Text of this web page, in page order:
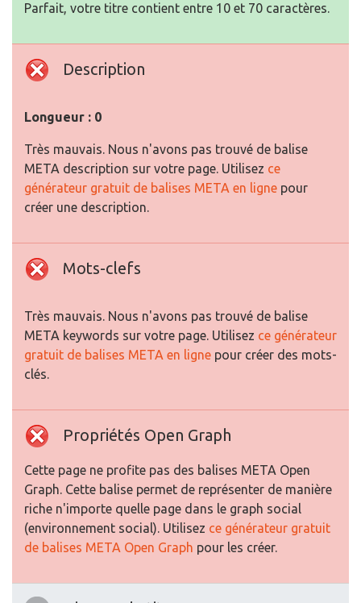
Parfait, votre titre contient entre 10 et 70 caractères.
Description
Longueur : 0
Très mauvais. Nous n'avons pas trouvé de balise
META description sur votre page. Utilisez ce
générateur gratuit de balises META en ligne pour
créer une description.
Mots-clefs
Très mauvais. Nous n'avons pas trouvé de balise
META keywords sur votre page. Utilisez ce générateur
gratuit de balises META en ligne pour créer des mots-
clés.
Propriétés Open Graph
Cette page ne profite pas des balises META Open
Graph. Cette balise permet de représenter de manière
riche n'importe quelle page dans le graph social
(environnement social). Utilisez ce générateur gratuit
de balises META Open Graph pour les créer.